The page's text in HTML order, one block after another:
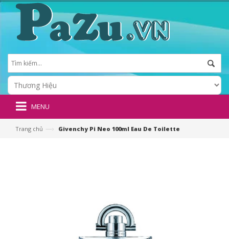
MENU
Trang chủ —› Givenchy Pi Neo 100ml Eau De Toilette